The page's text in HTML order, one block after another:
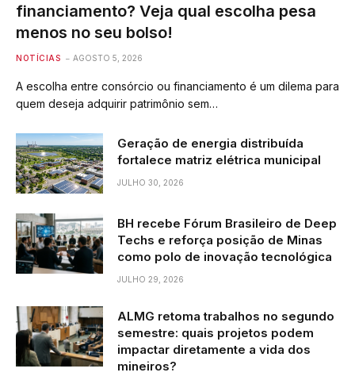
financiamento? Veja qual escolha pesa
menos no seu bolso!
NOTÍCIAS AGOSTO 5, 2026
A escolha entre consórcio ou financiamento é um dilema para
quem deseja adquirir patrimônio sem…
Geração de energia distribuída
fortalece matriz elétrica municipal
JULHO 30, 2026
BH recebe Fórum Brasileiro de Deep
Techs e reforça posição de Minas
como polo de inovação tecnológica
JULHO 29, 2026
ALMG retoma trabalhos no segundo
semestre: quais projetos podem
impactar diretamente a vida dos
mineiros?